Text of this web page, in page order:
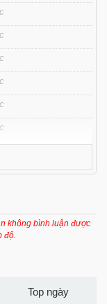
không bình luận được
độ.
Top ngày